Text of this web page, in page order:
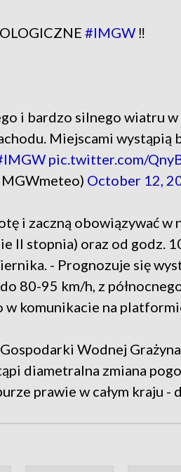
#IMGW ‼️
i bardzo silnego wiatru
Miejscami wystąpią
pic.twitter.com/
October 12,
i zaczną obowiązywać w
II stopnia) oraz od godz.
- Prognozuje się
80-95 km/h, z
komunikacie na
Wodnej
diametralna zmiana
prawie w całym kraju -